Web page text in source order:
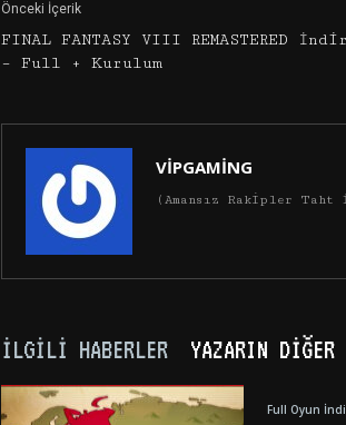
Önceki İçerik
FINAL FANTASY VIII REMASTERED
– Full + Kurulum
VİPGAMİNG
(Amansız Rakipler Taht
İLGILI HABERLER YAZARIN
Full Oyun